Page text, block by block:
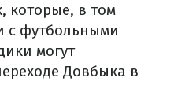
которые, в том
с футбольными
могут
Довбыка в